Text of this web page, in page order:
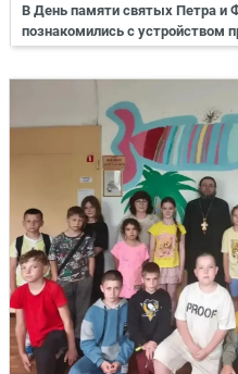
В День памяти святых Петра и
познакомились с устройством